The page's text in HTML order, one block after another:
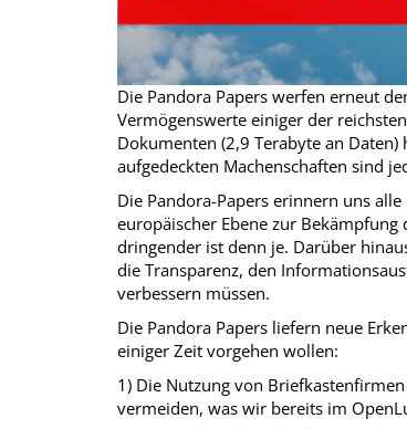
Die Pandora Papers werfen erneut
Vermögenswerte einiger der
Dokumenten (2,9 Terabyte an
aufgedeckten Machenschaften sind
Die Pandora-Papers erinnern uns
europäischer Ebene zur
dringender ist denn je. Darüber
die Transparenz, den
verbessern müssen.
Die Pandora Papers liefern neue
einiger Zeit vorgehen wollen:
1) Die Nutzung von
vermeiden, was wir bereits im